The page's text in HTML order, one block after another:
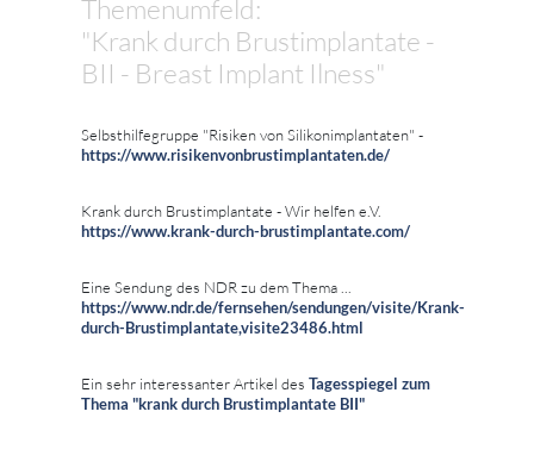
Themenumfeld:
"Krank durch Brustimplantate -
BII - Breast Implant Ilness"
Selbsthilfegruppe "Risiken von Silikonimplantaten" -
https://www.risikenvonbrustimplantaten.de/
Krank durch Brustimplantate - Wir helfen e.V.
https://www.krank-durch-brustimplantate.com/
Eine Sendung des NDR zu dem Thema ...
https://www.ndr.de/fernsehen/sendungen/visite/Krank-
durch-Brustimplantate,visite23486.html
Ein sehr interessanter Artikel des Tagesspiegel zum
Thema "krank durch Brustimplantate BII"